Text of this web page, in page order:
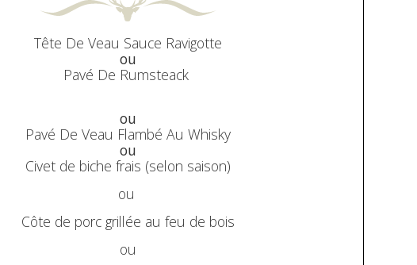
Tête De Veau Sauce Ravigotte
ou
Pavé De Rumsteack
ou
Pavé De Veau Flambé Au Whisky
ou
Civet de biche frais (selon saison)
ou
Côte de porc grillée au feu de bois
ou